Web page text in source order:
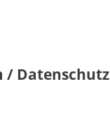
/ Datenschutz